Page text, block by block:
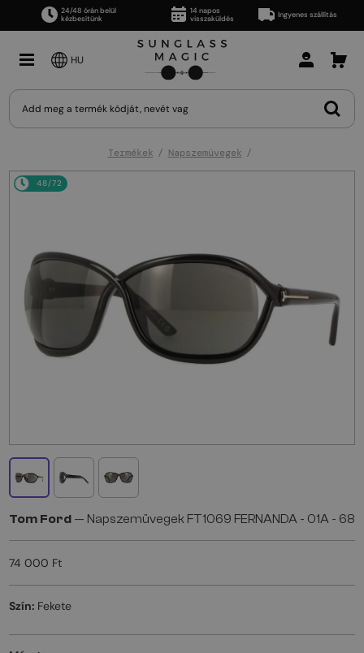
24/48 órán belül
kézbesítünk
14 napos
visszaküldés
Ingyenes szállítás
HU
Termékek Napszemüvegek
48/72
Tom Ford — Napszemüvegek FT1069 FERNANDA - 01A - 68
74 000 Ft
Szín: Fekete